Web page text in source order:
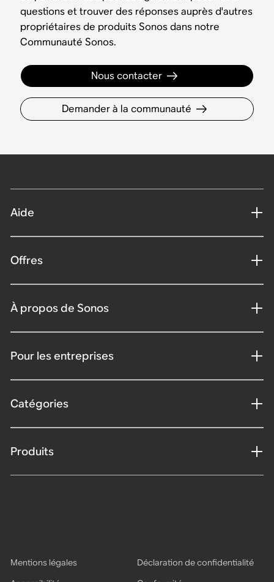
questions et trouver des réponses auprès d'autres
propriétaires de produits Sonos dans notre
Communauté Sonos.
Nous contacter
Demander à la communauté
Aide
Offres
À propos de Sonos
Pour les entreprises
Catégories
Produits
Mentions légales
Déclaration de confidentialité